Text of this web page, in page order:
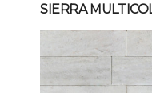
SIERRA